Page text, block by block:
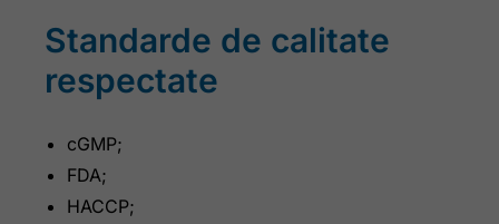
Standarde de calitate
respectate
cGMP;
FDA;
HACCP;